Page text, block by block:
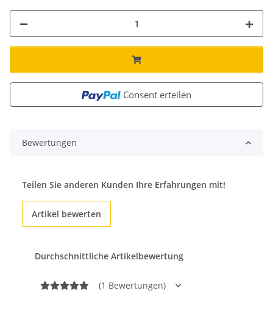
Consent erteilen
Bewertungen
Durchschnittliche Artikelbewertung
(1 Bewertungen)
Teilen Sie anderen Kunden Ihre Erfahrungen mit!
Artikel bewerten